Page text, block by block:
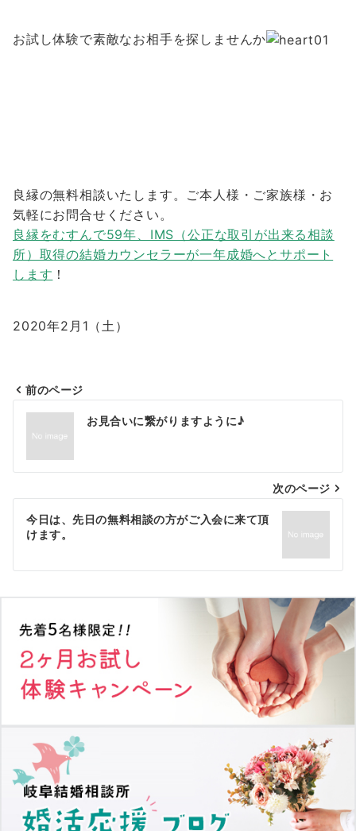
お試し体験で素敵なお相手を探しませんか
良縁の無料相談いたします。ご本人様・ご家族様・お
気軽にお問合せください。
良縁をむすんで59年、IMS（公正な取引が出来る相談
所）取得の結婚カウンセラーが一年成婚へとサポート
します ！
2020年2月1（土）
投
ナ
ビ
ゲ
シ
ョ
ン
前のページ
お見合いに繋がりますように♪
次のページ
今日は、先日の無料相談の方がご入会に来て頂
けます。